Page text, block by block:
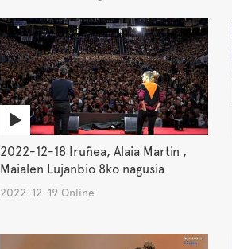
2022-12-18 Iruñea, Alaia Martin ,
Maialen Lujanbio 8ko nagusia
2022-12-19 Online